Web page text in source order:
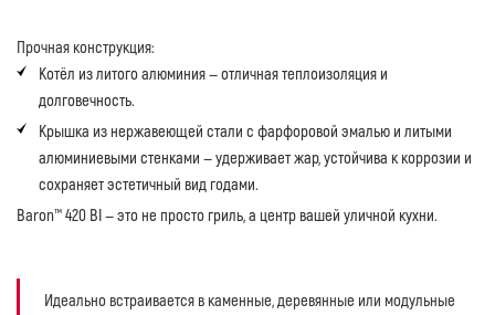
Прочная конструкция:
Котёл из литого алюминия — отличная теплоизоляция и
долговечность.
Крышка из нержавеющей стали с фарфоровой эмалью и литыми
алюминиевыми стенками — удерживает жар, устойчива к коррозии и
сохраняет эстетичный вид годами.
Baron™ 420 BI — это не просто гриль, а центр вашей уличной кухни.
Идеально встраивается в каменные, деревянные или модульные